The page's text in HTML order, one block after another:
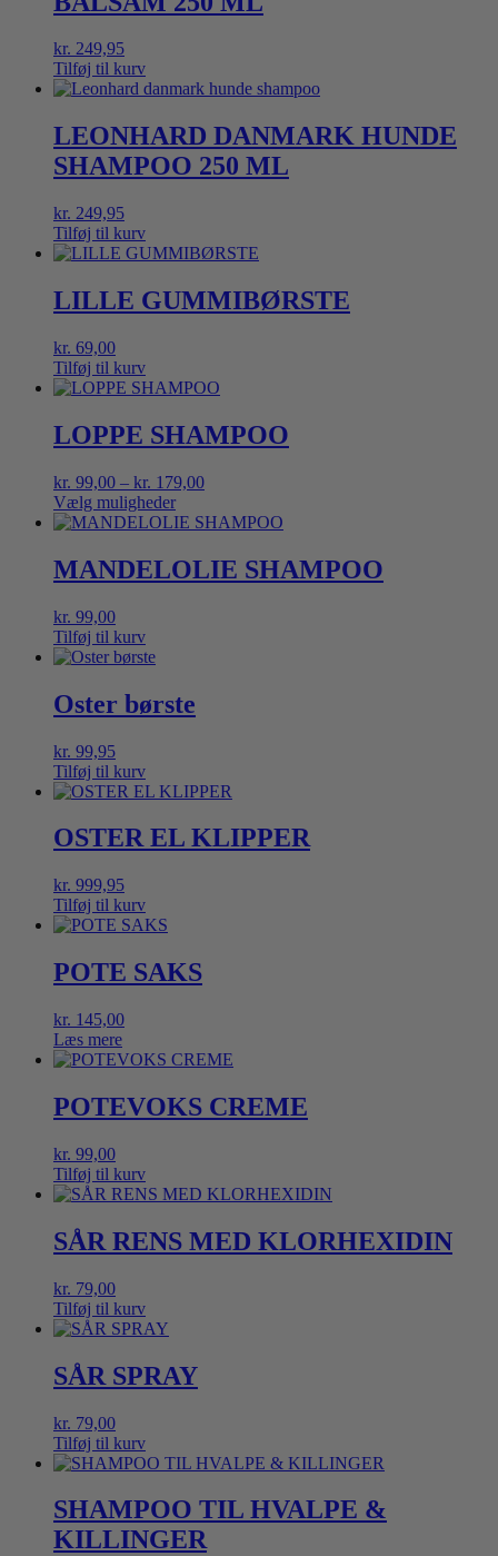
kr. 249,95
Tilføj til kurv
LEONHARD DANMARK HUNDE
SHAMPOO 250 ML
kr. 249,95
Tilføj til kurv
LILLE GUMMIBØRSTE
kr. 69,00
Tilføj til kurv
LOPPE SHAMPOO
kr. 99,00 – kr. 179,00Prisinterval:
til
Vælg muligheder
Dette
har
flere
Mulighederne
kan
vælges
varesiden
MANDELOLIE SHAMPOO
kr. 99,00
Tilføj til kurv
Oster børste
kr. 99,95
Tilføj til kurv
OSTER EL KLIPPER
kr. 999,95
Tilføj til kurv
POTE SAKS
kr. 145,00
Læs mere
POTEVOKS CREME
kr. 99,00
Tilføj til kurv
SÅR RENS MED KLORHEXIDIN
kr. 79,00
Tilføj til kurv
SÅR SPRAY
kr. 79,00
Tilføj til kurv
SHAMPOO TIL HVALPE &
KILLINGER